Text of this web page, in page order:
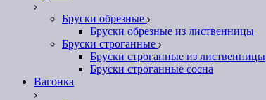
Бруски обрезные
Бруски обрезные из лиственницы
Бруски строганные
Бруски строганные из лиственницы
Бруски строганные сосна
Вагонка